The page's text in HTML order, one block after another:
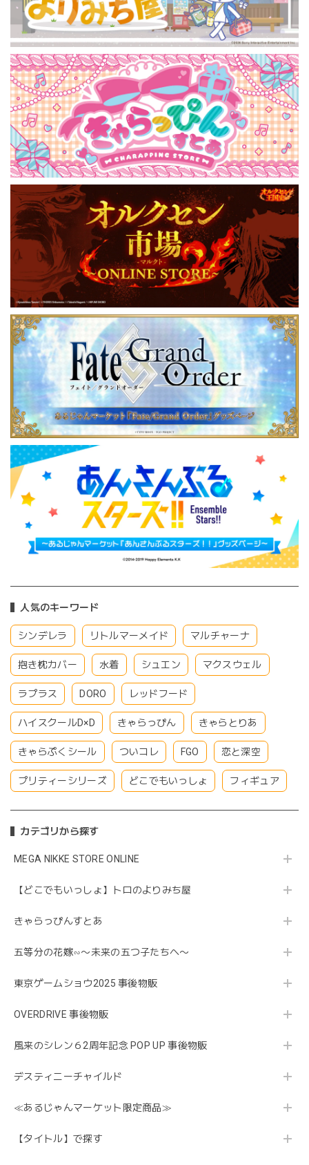
人気のキーワード
シンデレラ リトルマーメイド マルチャーナ
抱き枕カバー 水着 シュエン マクスウェル
ラプラス DORO レッドフード
ハイスクールD×D きゃらっぴん きゃらとりあ
きゃらぷくシール ついコレ FGO 恋と深空
プリティーシリーズ どこでもいっしょ フィギュア
カテゴリから探す
MEGA NIKKE STORE ONLINE
【どこでもいっしょ】トロのよりみち屋
きゃらっぴんすとあ
五等分の花嫁∽〜未来の五つ子たちへ〜
東京ゲームショウ2025 事後物販
OVERDRIVE 事後物販
風来のシレン６2周年記念 POP UP 事後物販
デスティニーチャイルド
≪あるじゃんマーケット限定商品≫
【タイトル】で探す